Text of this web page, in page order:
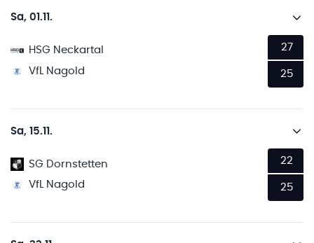
Sa, 01.11.
HSG Neckartal
VfL Nagold
27
25
Sa, 15.11.
SG Dornstetten
VfL Nagold
22
25